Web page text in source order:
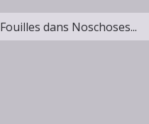
Fouilles dans Noschoses...